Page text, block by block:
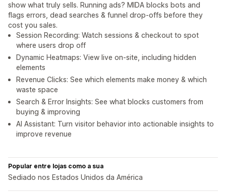
show what truly sells. Running ads? MIDA blocks bots and
flags errors, dead searches & funnel drop-offs before they
cost you sales.
Session Recording: Watch sessions & checkout to spot
where users drop off
Dynamic Heatmaps: View live on-site, including hidden
elements
Revenue Clicks: See which elements make money & which
waste space
Search & Error Insights: See what blocks customers from
buying & improving
AI Assistant: Turn visitor behavior into actionable insights to
improve revenue
Popular entre lojas como a sua
Sediado nos Estados Unidos da América